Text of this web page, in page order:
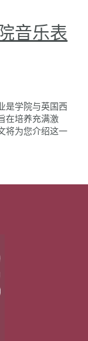
音乐表
是学院与英国西
在培养充满激
将为您介绍这一